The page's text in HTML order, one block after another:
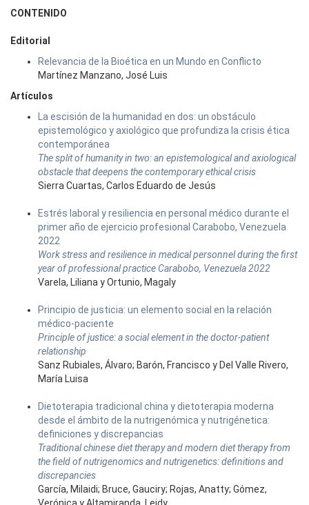
CONTENIDO
Editorial
Relevancia de la Bioética en un Mundo en Conflicto
Martínez Manzano, José Luis
Artículos
La escisión de la humanidad en dos: un obstáculo
epistemológico y axiológico que profundiza la crisis ética
contemporánea
The split of humanity in two: an epistemological and axiological
obstacle that deepens the contemporary ethical crisis
Sierra Cuartas, Carlos Eduardo de Jesús
Estrés laboral y resiliencia en personal médico durante el
primer año de ejercicio profesional Carabobo, Venezuela
2022
Work stress and resilience in medical personnel during the first
year of professional practice Carabobo, Venezuela 2022
Varela, Liliana y Ortunio, Magaly
Principio de justicia: un elemento social en la relación
médico-paciente
Principle of justice: a social element in the doctor-patient
relationship
Sanz Rubiales, Álvaro; Barón, Francisco y Del Valle Rivero,
María Luisa
Dietoterapia tradicional china y dietoterapia moderna
desde el ámbito de la nutrigenómica y nutrigénetica:
definiciones y discrepancias
Traditional chinese diet therapy and modern diet therapy from
the field of nutrigenomics and nutrigenetics: definitions and
discrepancies
García, Milaidi; Bruce, Gauciry; Rojas, Anatty; Gómez,